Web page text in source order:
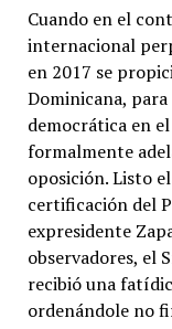
Cuando en el
internacional
en 2017 se
Dominicana,
democrática en
formalmente
oposición. Listo
certificación del
expresidente
observadores, el
recibió una
ordenándole no